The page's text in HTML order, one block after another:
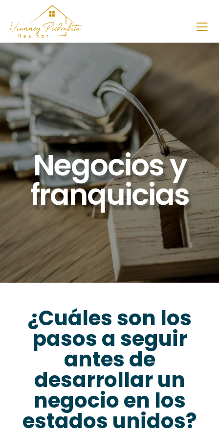
Negocios y
franquicias
¿Cuáles son los
pasos a seguir
antes de
desarrollar un
negocio en los
estados unidos?